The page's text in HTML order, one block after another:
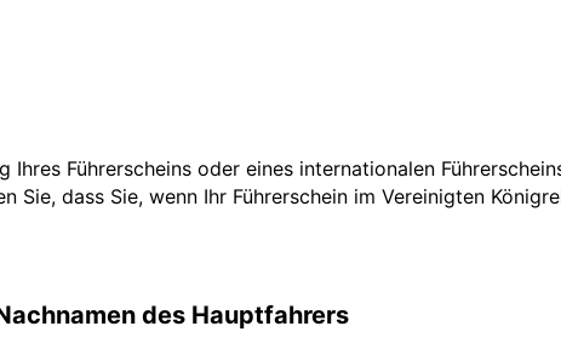
Führerscheins oder eines internationalen
Sie, dass Sie, wenn Ihr Führerschein im Vereinigten
des Hauptfahrers